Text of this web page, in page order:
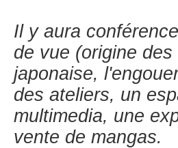
Il y aura
de vue (origine
japonaise,
des ateliers, un
multimedia, une
vente de mangas.